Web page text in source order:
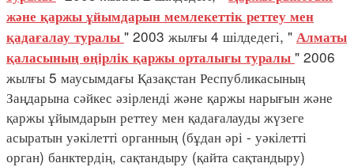
және қаржы ұйымдарын мемлекеттік реттеу мен
қадағалау туралы " 2003 жылғы 4 шілдедегі, " Алматы
қаласының өңірлік қаржы орталығы туралы " 2006
жылғы 5 маусымдағы Қазақстан Республикасының
Заңдарына сәйкес әзірленді және қаржы нарығын және
қаржы ұйымдарын реттеу мен қадағалауды жүзеге
асыратын уәкілетті органның (бұдан әрі - уәкілетті
орган) банктердің, сақтандыру (қайта сақтандыру)